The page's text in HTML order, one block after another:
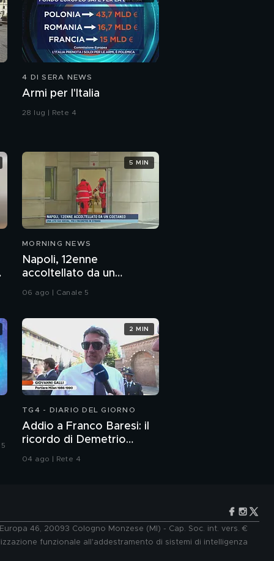
4 DI SERA NEWS
Armi per l'Italia
28 lug | Rete 4
MORNING NEWS
Napoli, 12enne
accoltellato da un
coetaneo
06 ago | Canale 5
5 MIN
TG4 - DIARIO DEL GIORNO
Addio a Franco Baresi: il
ricordo di Demetrio
Albertini, Clarence
04 ago | Rete 4
2 MIN
46, 20093 Cologno Monzese (MI) - Cap. Soc. int. vers. €
funzionale all'addestramento di sistemi di intelligenza